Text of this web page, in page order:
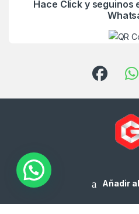
Añadir
Hace Click y seguinos
(03576)